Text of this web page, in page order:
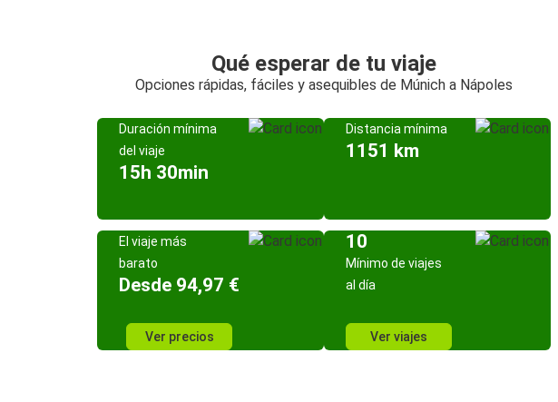
Qué esperar de tu viaje
Opciones rápidas, fáciles y asequibles de Múnich a Nápoles
Duración mínima
del viaje
15h 30min
Distancia mínima
1151 km
El viaje más
barato
Desde 94,97 €
Ver precios
10
Mínimo de viajes
al día
Ver viajes